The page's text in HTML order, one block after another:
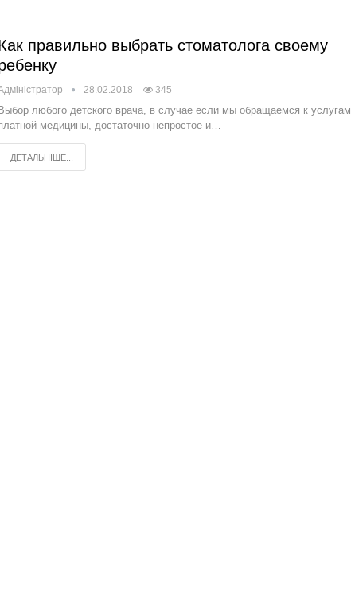
правильно выбрать стоматолога своему
28.02.2018 345
Выбор любого детского врача, в случае если мы обращаемся к услугам
медицины, достаточно непростое и…
ДЕТАЛЬНІШЕ...